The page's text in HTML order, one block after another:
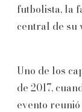
futbolista, la
central de su
Uno de los
de 2017,
evento